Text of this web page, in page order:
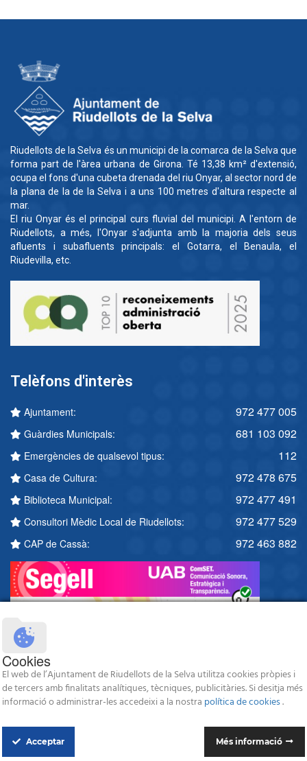
Riudellots de la Selva és un municipi de la comarca de la Selva que
forma part de l'àrea urbana de Girona. Té 13,38 km² d'extensió,
ocupa el fons d'una cubeta drenada del riu Onyar, al sector nord de
la plana de la de la Selva i a uns 100 metres d'altura respecte al
mar.
El riu Onyar és el principal curs fluvial del municipi. A l'entorn de
Riudellots, a més, l'Onyar s'adjunta amb la majoria dels seus
afluents i subafluents principals: el Gotarra, el Benaula, el
Riudevilla, etc.
Telèfons d'interès
Ajuntament: 972 477 005
Guàrdies Municipals: 681 103 092
Emergències de qualsevol tipus: 112
Casa de Cultura: 972 478 675
Biblioteca Municipal: 972 477 491
Consultori Mèdic Local de Riudellots: 972 477 529
CAP de Cassà: 972 463 882
Cookies
El web de l’Ajuntament de Riudellots de la Selva utilitza cookies pròpies i
de tercers amb finalitats analítiques, tècniques, publicitàries. Si desitja més
informació o administrar-les accedeixi a la nostra política de cookies.
Acceptar Més informació